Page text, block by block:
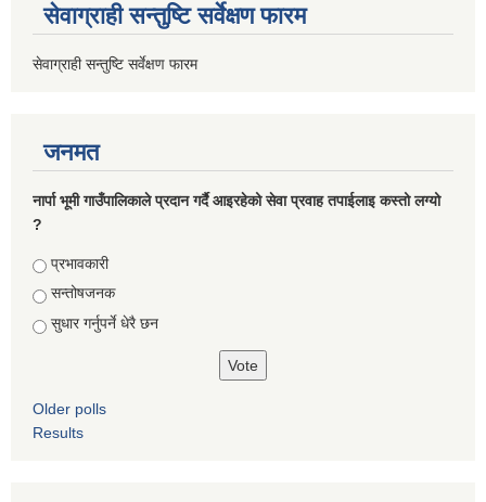
सेवाग्राही सन्तुष्टि सर्वेक्षण फारम
सेवाग्राही सन्तुष्टि सर्वेक्षण फारम
जनमत
नार्पा भूमी गाउँपालिकाले प्रदान गर्दै आइरहेको सेवा प्रवाह तपाईलाइ कस्तो लग्यो
?
Choices
प्रभावकारी
सन्तोषजनक
सुधार गर्नुपर्ने धेरै छन
Older polls
Results